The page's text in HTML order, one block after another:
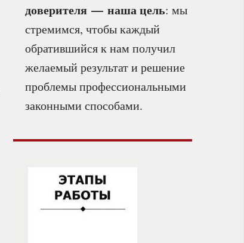
доверителя — наша цель: мы
стремимся, чтобы каждый
обратившийся к нам получил
желаемый результат и решение
проблемы профессиональными
законными способами.